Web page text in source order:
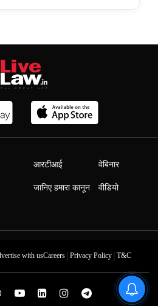
आरटीआई
जानिए हमारा कानून
वेबिनार
वीडियो
with usCareers| Privacy Policy| T&C